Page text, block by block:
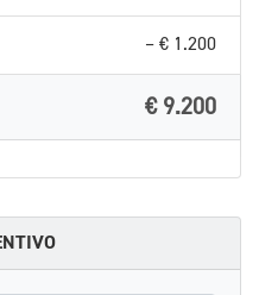
– € 1.200
€ 9.200